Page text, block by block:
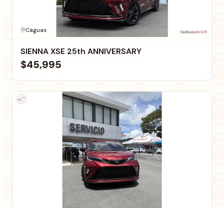
Caguas
SIENNA XSE 25th ANNIVERSARY
$45,995